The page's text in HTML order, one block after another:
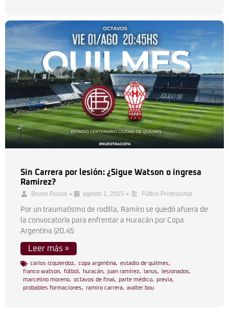
Sin Carrera por lesión: ¿Sigue Watson o ingresa
Ramirez?
Bruno Russo • agosto 1, 2025 • Fútbol Profesional
Por un traumatismo de rodilla, Ramiro se quedó afuera de
la convocatoria para enfrentar a Huracán por Copa
Argentina (20.45
Leer más »
carlos izquierdoz, copa argentina, estadio de quilmes,
franco watson, fútbol , huracán, juan ramírez, lanus, lesionados,
marcelino moreno, octavos de final , parte médico, previa,
probables formaciones, ramiro carrera, walter bou